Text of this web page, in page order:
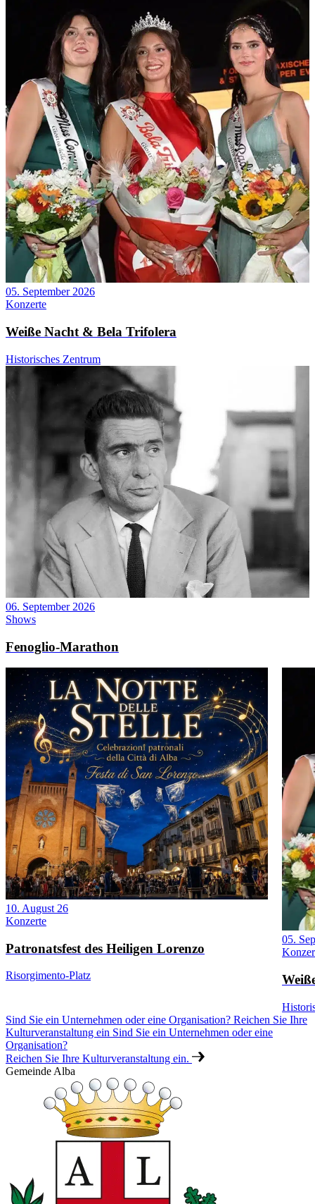
05. September 2026
Konzerte
Weiße Nacht & Bela Trifolera
Historisches Zentrum
06. September 2026
Shows
Fenoglio-Marathon
10. August 26
Konzerte
Patronatsfest des Heiligen Lorenzo
Risorgimento-Platz
05.
Sind Sie ein Unternehmen oder eine Organisation? Reichen Sie Ihre
Kulturveranstaltung ein Sind Sie ein Unternehmen oder eine
Organisation?
Reichen Sie Ihre Kulturveranstaltung ein.
Gemeinde Alba